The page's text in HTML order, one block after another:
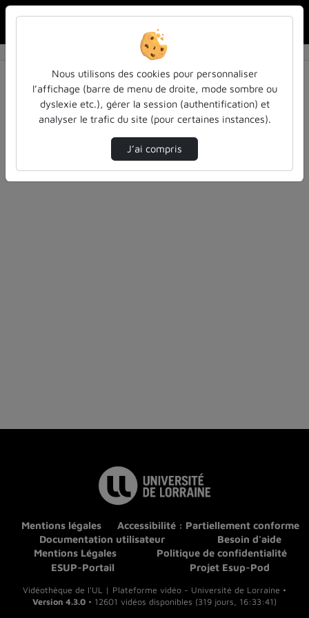
0 vidéo trouvée
Audio Vidéo Statistiques de vues
Direction de tri
Désolé, aucune vidéo trouvée.
Mentions légales
Accessibilité : Partiellement conforme
Documentation utilisateur
Besoin d'aide
Mentions Légales
Politique de confidentialité
ESUP-Portail
Projet Esup-Pod
Vidéothèque de l'UL | Plateforme vidéo - Université de Lorraine •
Version 4.3.0 • 12601 vidéos disponibles (319 jours, 16:33:41)
Nous utilisons des cookies pour personnaliser
l’affichage (barre de menu de droite, mode sombre ou
dyslexie etc.), gérer la session (authentification) et
analyser le trafic du site (pour certaines instances).
J’ai compris